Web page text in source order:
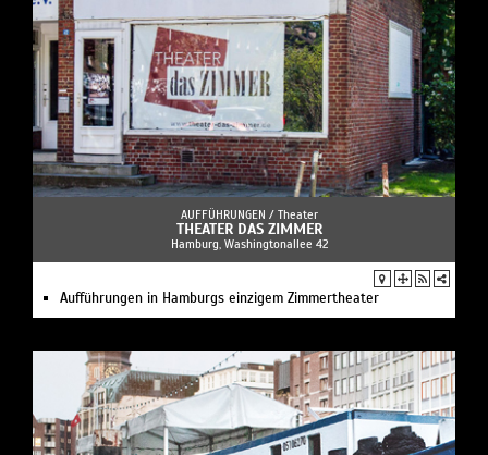
AUFFÜHRUNGEN / Theater
THEATER DAS ZIMMER
Hamburg, Washingtonallee 42
Aufführungen in Hamburgs einzigem Zimmertheater